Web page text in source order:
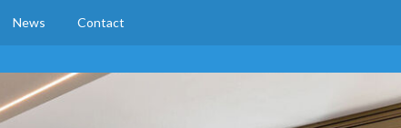
News Contact